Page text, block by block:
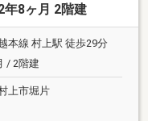
年8ヶ月 2階建
本線 村上駅 徒歩29分
/ 2階建
上市堀片